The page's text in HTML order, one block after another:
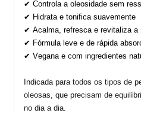
✔ Controla a oleosidade sem
✔ Hidrata e tonifica suavemente
✔ Acalma, refresca e revitaliza a
✔ Fórmula leve e de rápida
✔ Vegana e com ingredientes
Indicada para todos os tipos de
oleosas , que precisam de
no dia a dia.